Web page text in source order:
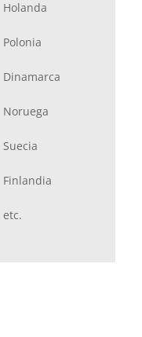
Holanda
Polonia
Dinamarca
Noruega
Suecia
Finlandia
etc.